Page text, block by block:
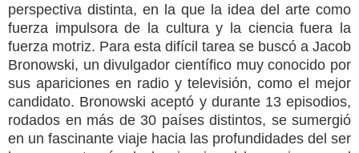
perspectiva distinta, en la que la idea del arte como
fuerza impulsora de la cultura y la ciencia fuera la
fuerza motriz. Para esta difícil tarea se buscó a Jacob
Bronowski, un divulgador científico muy conocido por
sus apariciones en radio y televisión, como el mejor
candidato. Bronowski aceptó y durante 13 episodios,
rodados en más de 30 países distintos, se sumergió
en un fascinante viaje hacia las profundidades del ser